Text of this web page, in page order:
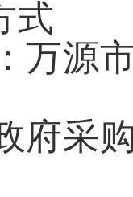
式
万源
府采